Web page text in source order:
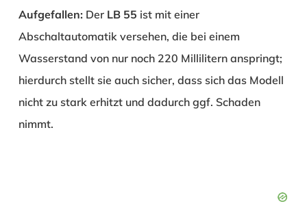
Aufgefallen: Der LB 55 ist mit einer
Abschaltautomatik versehen, die bei einem
Wasserstand von nur noch 220 Millilitern anspringt;
hierdurch stellt sie auch sicher, dass sich das Modell
nicht zu stark erhitzt und dadurch ggf. Schaden
nimmt.